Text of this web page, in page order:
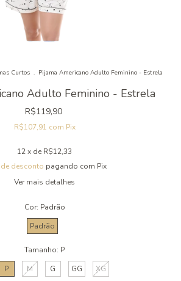
Curtos . Pijama Americano Adulto Feminino - Estrela
Adulto Feminino - Estrela
R$119,90
R$107,91 com Pix
12x de R$12,33
desconto pagando com Pix
Ver mais detalhes
Cor: Padrão
Padrão
Tamanho: P
P M G GG XG